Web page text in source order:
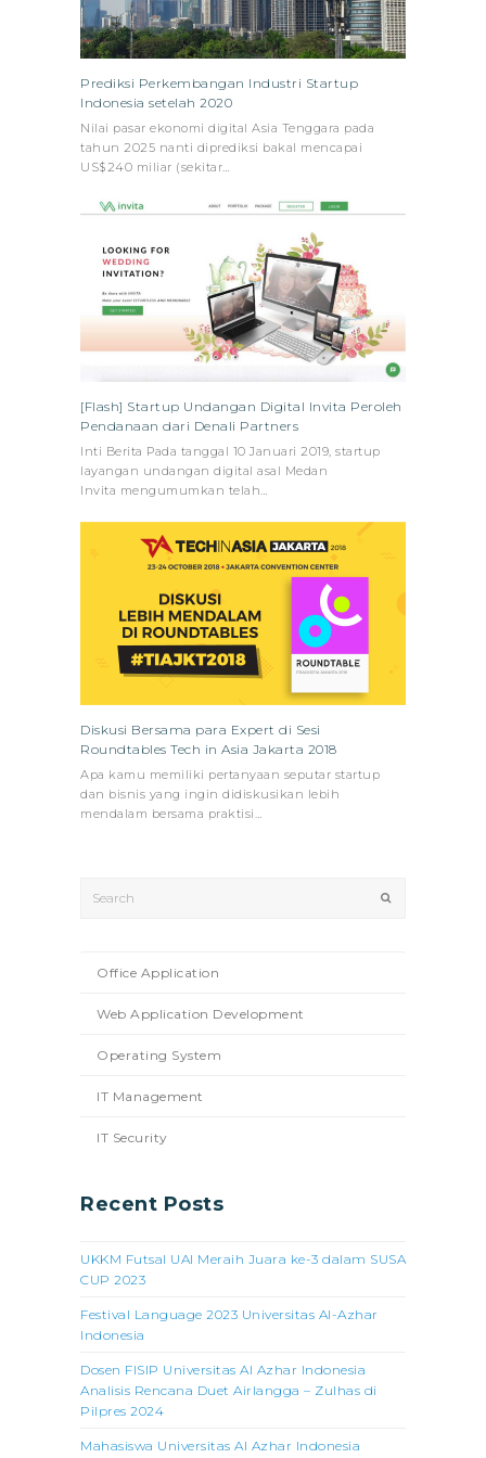
Prediksi Perkembangan Industri Startup
Indonesia setelah 2020
Nilai pasar ekonomi digital Asia Tenggara pada
tahun 2025 nanti diprediksi bakal mencapai
US$240 miliar (sekitar…
[Flash] Startup Undangan Digital Invita Peroleh
Pendanaan dari Denali Partners
Inti Berita Pada tanggal 10 Januari 2019, startup
layangan undangan digital asal Medan
Invita mengumumkan telah…
Diskusi Bersama para Expert di Sesi
Roundtables Tech in Asia Jakarta 2018
Apa kamu memiliki pertanyaan seputar startup
dan bisnis yang ingin didiskusikan lebih
mendalam bersama praktisi…
Office Application
Web Application Development
Operating System
IT Management
IT Security
Recent Posts
UKKM Futsal UAI Meraih Juara ke-3 dalam SUSA
CUP 2023
Festival Language 2023 Universitas Al-Azhar
Indonesia
Dosen FISIP Universitas Al Azhar Indonesia
Analisis Rencana Duet Airlangga – Zulhas di
Pilpres 2024
Mahasiswa Universitas Al Azhar Indonesia